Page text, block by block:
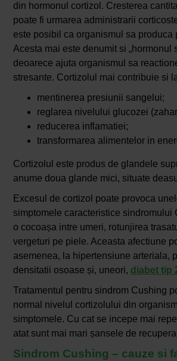
din hormonul cortizol. Cresterea
poate fi urmarea administrarii
este posibil ca organismul sa produca
Acesta mai este denumit si „hormonul
deoarece ajuta organismul sa
stresante. Cortizolul mai contribuie si
mentinerea presiunii sangelui;
reglarea nivelului glucozei
reducerea inflamatiei;
transformarea alimentelor in
Cortizolul este produs de glandele
anume doua glande mici, situate
Excesul de cortizol poate provoca
simptomele caracteristice sindromului
o cocoașa intre umeri, rotunjirea
vergeturi pe piele. Aceasta afectiune
asemenea, la hipertensiune arteriala,
densitatii osoase și, uneori, diabet tip
Tratamentul pentru sindrom Cushing
normal nivelul cortizolului din
simptomele. Cu cat se incepe mai
atat sunt mai mari șansele de
Sindrom Cushing – cauze si